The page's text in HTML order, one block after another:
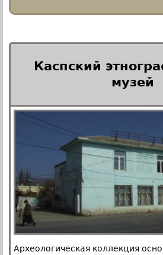
Каспский
музей
Археологическая коллекция